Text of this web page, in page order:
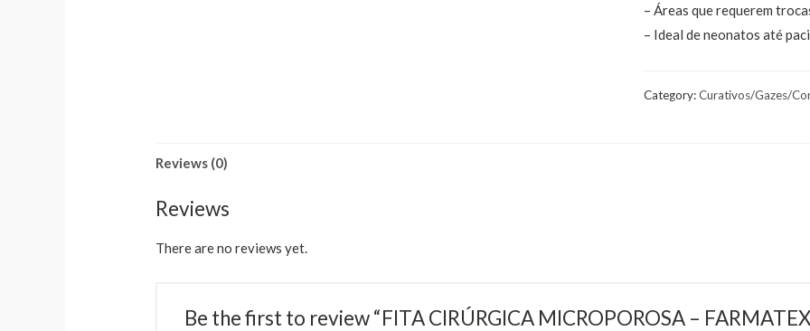
– Áreas que requerem
– Ideal de neonatos até
Category:Curativos/Gazes/
Reviews (0)
Reviews
There are no reviews yet.
Be the first to review “FITA CIRÚRGICA MICROPOROSA –